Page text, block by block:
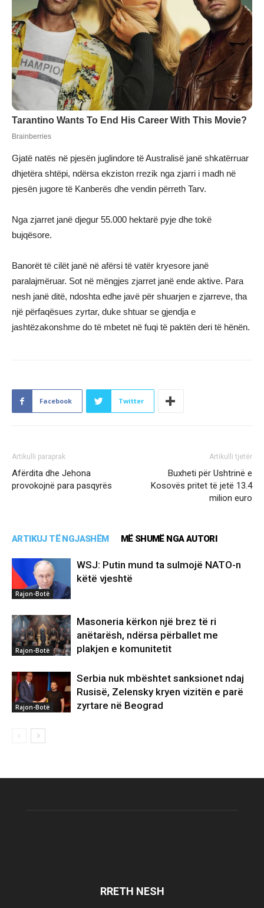
Gjatë natës në pjesën juglindore të Australisë janë shkatërruar
dhjetëra shtëpi, ndërsa ekziston rrezik nga zjarri i madh në
pjesën jugore të Kanberës dhe vendin përreth Tarv.
Nga zjarret janë djegur 55.000 hektarë pyje dhe tokë
bujqësore.
Banorët të cilët janë në afërsi të vatër kryesore janë
paralajmëruar. Sot në mëngjes zjarret janë ende aktive. Para
nesh janë ditë, ndoshta edhe javë për shuarjen e zjarreve, tha
një përfaqësues zyrtar, duke shtuar se gjendja e
jashtëzakonshme do të mbetet në fuqi të paktën deri të hënën.
Facebook Twitter
Artikulli paraprak
Afërdita dhe Jehona
provokojnë para pasqyrës
Artikulli tjetër
Buxheti për Ushtrinë e
Kosovës pritet të jetë 13.4
milion euro
ARTIKUJ TË NGJASHËM MË SHUMË NGA AUTORI
Rajon-Botë
WSJ: Putin mund ta sulmojë NATO-n
këtë vjeshtë
Rajon-Botë
Masoneria kërkon një brez të ri
anëtarësh, ndërsa përballet me
plakjen e komunitetit
Rajon-Botë
Serbia nuk mbështet sanksionet ndaj
Rusisë, Zelensky kryen vizitën e parë
zyrtare në Beograd
RRETH NESH